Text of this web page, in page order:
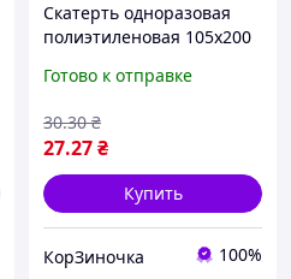
Скатерть одноразовая
полиэтиленовая 105x200
праздничная скатерка
Готово к отправке
27.27₴
30.30 ₴
Купить
КорЗиночка 100%